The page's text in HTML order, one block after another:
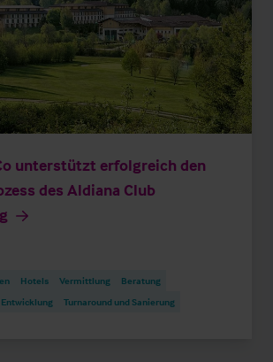
unterstützt erfolgreich den
des Aldiana Club
Hotels Vermittlung
Beratung
Turnaround und Sanierung